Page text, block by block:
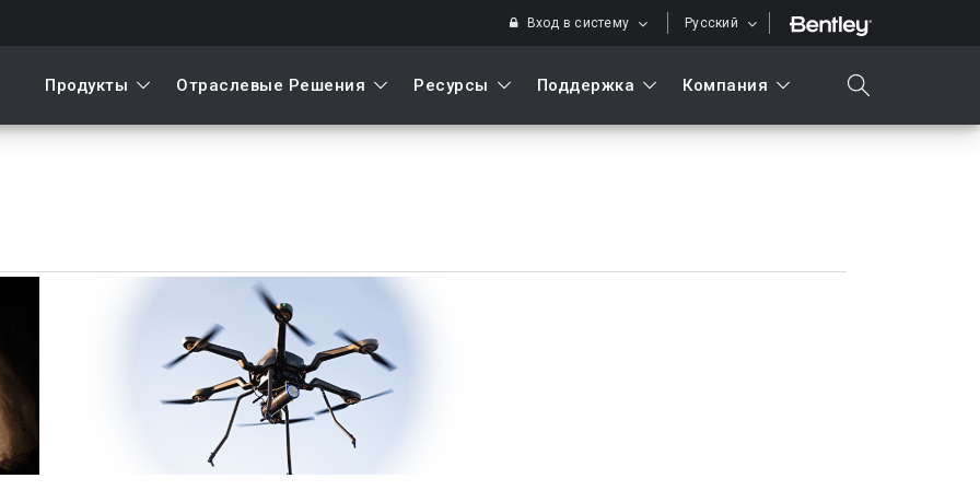
Вход в систему Русский
Продукты Отраслевые Решения Ресурсы Поддержка Компания
search